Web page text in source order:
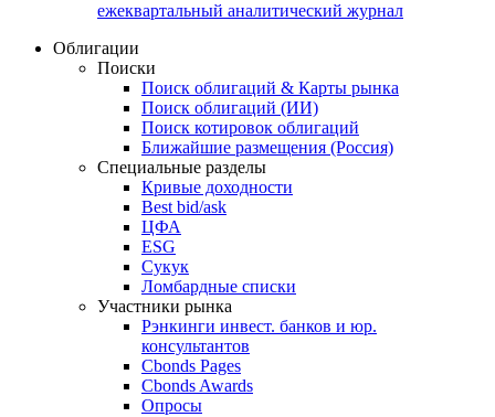
ежеквартальный аналитический журнал
Облигации
Поиски
Поиск облигаций & Карты рынка
Поиск облигаций (ИИ)
Поиск котировок облигаций
Ближайшие размещения (Россия)
Специальные разделы
Кривые доходности
Best bid/ask
ЦФА
ESG
Сукук
Ломбардные списки
Участники рынка
Рэнкинги инвест. банков и юр.
консультантов
Cbonds Pages
Cbonds Awards
Опросы